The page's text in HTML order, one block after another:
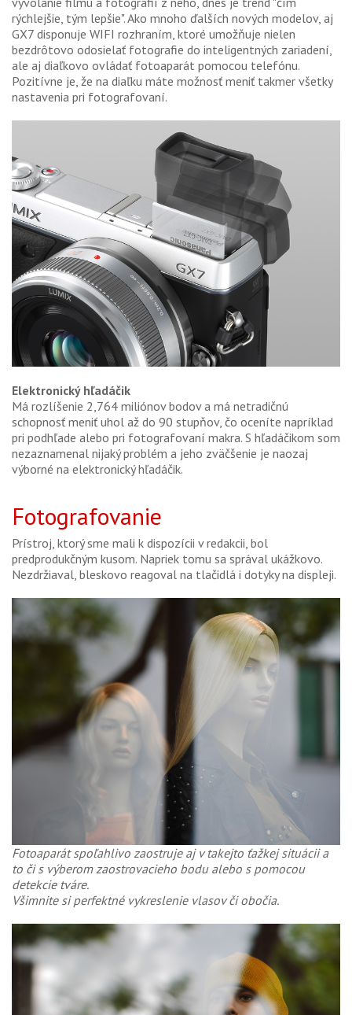
rýchlejšie, tým lepšie". Ako mnoho ďalších nových modelov, aj
GX7 disponuje WIFI rozhraním, ktoré umožňuje nielen
bezdrôtovo odosielať fotografie do inteligentných zariadení,
ale aj diaľkovo ovládať fotoaparát pomocou telefónu.
Pozitívne je, že na diaľku máte možnosť meniť takmer všetky
nastavenia pri fotografovaní.
Elektronický hľadáčik
Má rozlíšenie 2,764 miliónov bodov a má netradičnú
schopnosť meniť uhol až do 90 stupňov, čo oceníte napríklad
pri podhľade alebo pri fotografovaní makra. S hľadáčikom som
nezaznamenal nijaký problém a jeho zväčšenie je naozaj
výborné na elektronický hľadáčik.
Fotografovanie
Prístroj, ktorý sme mali k dispozícii v redakcii, bol
predprodukčným kusom. Napriek tomu sa správal ukážkovo.
Nezdržiaval, bleskovo reagoval na tlačidlá i dotyky na displeji.
Fotoaparát spoľahlivo zaostruje aj v takejto ťažkej situácii a
to či s výberom zaostrovacieho bodu alebo s pomocou
detekcie tváre.
Všimnite si perfektné vykreslenie vlasov či obočia.